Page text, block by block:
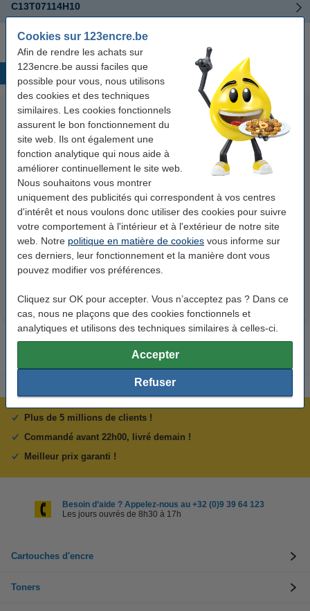
Cookies sur 123encre.be
Afin de rendre les achats sur
123encre.be aussi faciles que
possible pour vous, nous utilisons
des cookies et des techniques
similaires. Les cookies fonctionnels
assurent le bon fonctionnement du
site web. Ils ont également une
fonction analytique qui nous aide à
améliorer continuellement le site web.
Nous souhaitons vous montrer
uniquement des publicités qui correspondent à vos centres
d'intérêt et nous voulons donc utiliser des cookies pour suivre
votre comportement à l'intérieur et à l'extérieur de notre site
web. Notre politique en matière de cookies vous informe sur
ces derniers, leur fonctionnement et la manière dont vous
pouvez modifier vos préférences.
Cliquez sur OK pour accepter. Vous n’acceptez pas ? Dans ce
cas, nous ne plaçons que des cookies fonctionnels et
analytiques et utilisons des techniques similaires à celles-ci.
Accepter
Refuser
C13T07114H10
Produits populaires
123accu Xtreme Power MN1500
14,95 € Inclus : 21% de TVA
123encre papier d'impression 1
ramette de 500 feuilles A4 - 80
7,25 € Inclus : 21% de TVA
Plus de 5 millions de clients !
Commandé avant 22h00, livré demain !
Meilleur prix garanti !
Besoin d’aide ? Appelez-nous au +32 (0)9 39 64 123
Les jours ouvrés de 8h30 à 17h
Cartouches d'encre
Toners